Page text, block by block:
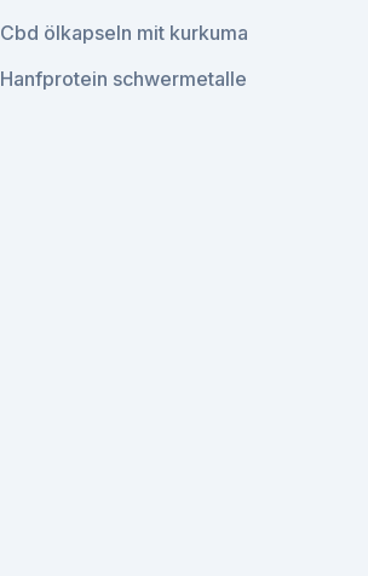
Cbd ölkapseln mit kurkuma
Hanfprotein schwermetalle